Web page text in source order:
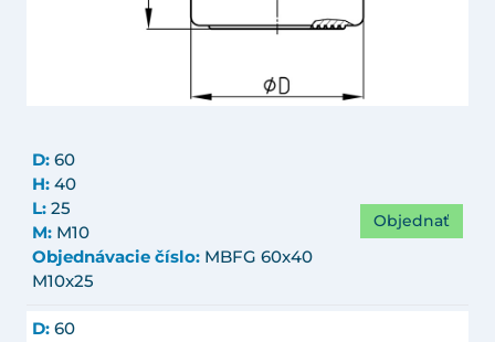
D: 60
H: 40
L: 25
M: M10
Objednávacie číslo: MBFG 60x40
M10x25
Objednať
D: 60